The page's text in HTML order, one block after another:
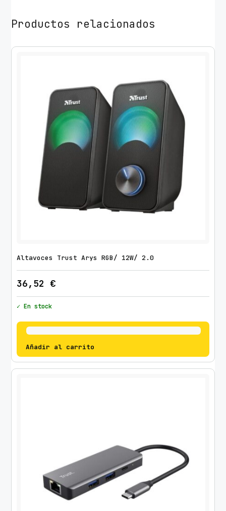
Productos relacionados
Altavoces Trust Arys RGB/ 12W/ 2.0
36,52 €
✓ En stock
Añadir al carrito